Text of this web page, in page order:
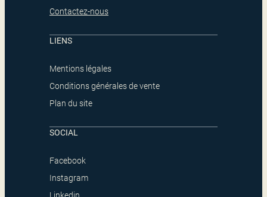
Contactez-nous
LIENS
Mentions légales
Conditions générales de vente
Plan du site
SOCIAL
Facebook
Instagram